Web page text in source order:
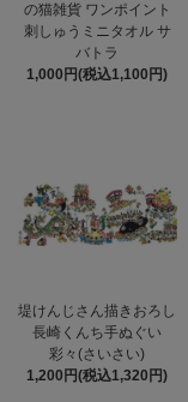
の猫雑貨 ワンポイント
刺しゅうミニタオル サ
バトラ
1,000円(税込1,100円)
堤けんじさん描きおろし
長崎くんち手ぬぐい
彩々(さいさい)
1,200円(税込1,320円)